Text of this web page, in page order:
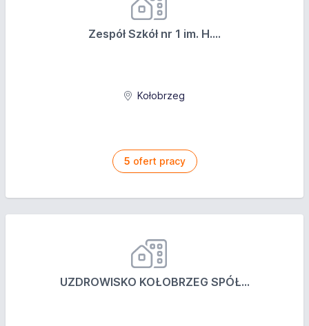
Zespół Szkół nr 1 im. H....
Kołobrzeg
5 ofert pracy
UZDROWISKO KOŁOBRZEG SPÓŁ...